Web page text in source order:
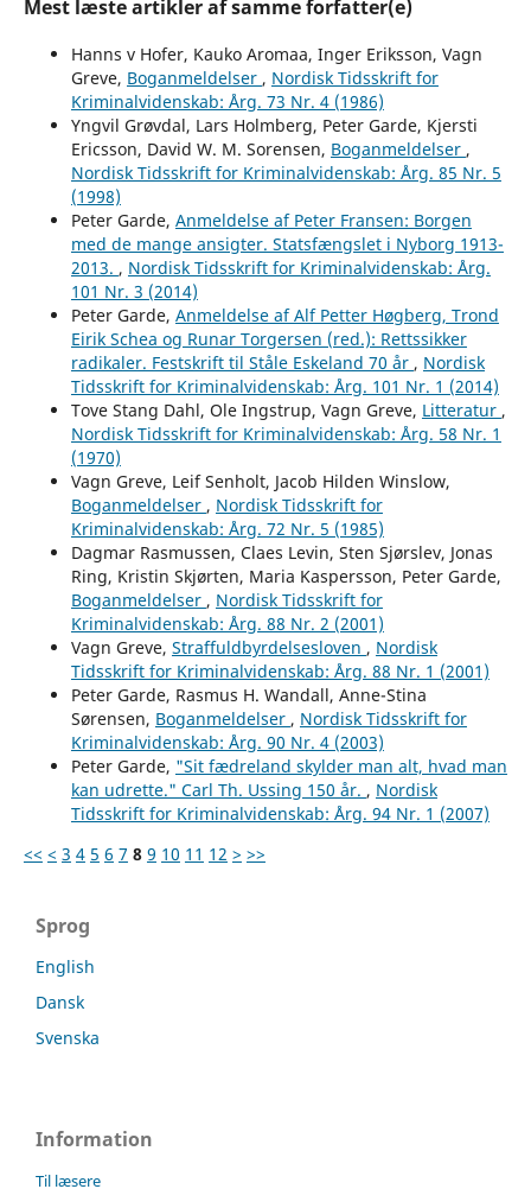
Mest læste artikler af samme forfatter(e)
Hanns v Hofer, Kauko Aromaa, Inger Eriksson, Vagn
Greve, Boganmeldelser , Nordisk Tidsskrift for
Kriminalvidenskab: Årg. 73 Nr. 4 (1986)
Yngvil Grøvdal, Lars Holmberg, Peter Garde, Kjersti
Ericsson, David W. M. Sorensen, Boganmeldelser ,
Nordisk Tidsskrift for Kriminalvidenskab: Årg. 85 Nr. 5
(1998)
Peter Garde, Anmeldelse af Peter Fransen: Borgen
med de mange ansigter. Statsfængslet i Nyborg 1913-
2013. , Nordisk Tidsskrift for Kriminalvidenskab: Årg.
101 Nr. 3 (2014)
Peter Garde, Anmeldelse af Alf Petter Høgberg, Trond
Eirik Schea og Runar Torgersen (red.): Rettssikker
radikaler. Festskrift til Ståle Eskeland 70 år , Nordisk
Tidsskrift for Kriminalvidenskab: Årg. 101 Nr. 1 (2014)
Tove Stang Dahl, Ole Ingstrup, Vagn Greve, Litteratur ,
Nordisk Tidsskrift for Kriminalvidenskab: Årg. 58 Nr. 1
(1970)
Vagn Greve, Leif Senholt, Jacob Hilden Winslow,
Boganmeldelser , Nordisk Tidsskrift for
Kriminalvidenskab: Årg. 72 Nr. 5 (1985)
Dagmar Rasmussen, Claes Levin, Sten Sjørslev, Jonas
Ring, Kristin Skjørten, Maria Kaspersson, Peter Garde,
Boganmeldelser , Nordisk Tidsskrift for
Kriminalvidenskab: Årg. 88 Nr. 2 (2001)
Vagn Greve, Straffuldbyrdelsesloven , Nordisk
Tidsskrift for Kriminalvidenskab: Årg. 88 Nr. 1 (2001)
Peter Garde, Rasmus H. Wandall, Anne-Stina
Sørensen, Boganmeldelser , Nordisk Tidsskrift for
Kriminalvidenskab: Årg. 90 Nr. 4 (2003)
Peter Garde, "Sit fædreland skylder man alt, hvad man
kan udrette." Carl Th. Ussing 150 år. , Nordisk
Tidsskrift for Kriminalvidenskab: Årg. 94 Nr. 1 (2007)
<< < 3 4 5 6 7 8 9 10 11 12 > >>
Sprog
English
Dansk
Svenska
Information
Til læsere